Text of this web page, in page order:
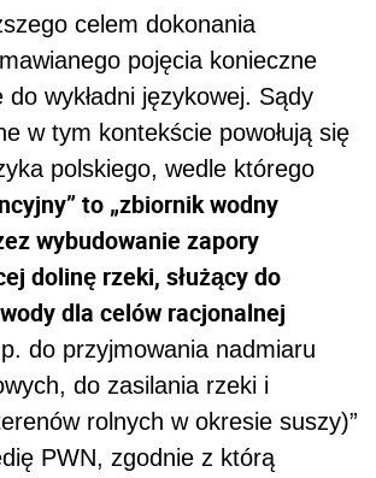
celem dokonania
pojęcia konieczne
do wykładni językowej. Sądy
w tym kontekście powołują się
polskiego, wedle którego
to „zbiornik wodny
wybudowanie zapory
dolinę rzeki, służący do
dla celów racjonalnej
do przyjmowania nadmiaru
do zasilania rzeki i
rolnych w okresie suszy)”
PWN, zgodnie z którą